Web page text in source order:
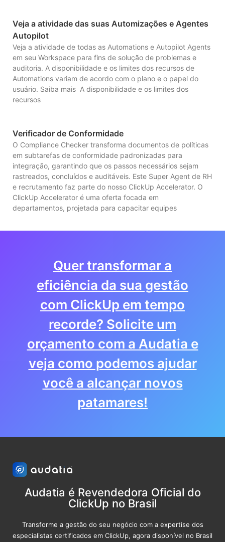
Veja a atividade das suas Automizações e Agentes
Autopilot
Veja a atividade de todas as Automations e Autopilot Agents
em seu Workspace para fins de solução de problemas e
auditoria. A disponibilidade e os limites dos recursos de
Automations variam de acordo com o plano e o papel do
usuário. Saiba mais A disponibilidade e os limites dos
recursos
Verificador de Conformidade
O Compliance Checker transforma documentos de políticas
em subtarefas de conformidade padronizadas para
integração, garantindo que os passos necessários sejam
rastreados, concluídos e auditáveis. Este Super Agent de RH
e recrutamento faz parte do nosso ClickUp Accelerator. O
ClickUp Accelerator é uma oferta focada em
departamentos, projetada para capacitar equipes
Quer transformar a
eficiência da sua gestão
com ClickUp em tempo
recorde? Solicite um
orçamento com a Audatia e
veja como podemos ajudar
você a alcançar novos
patamares!
Audatia é Revendedora Oficial do
ClickUp no Brasil
Transforme a gestão do seu negócio com a expertise dos
especialistas certificados em ClickUp, agora disponível no Brasil